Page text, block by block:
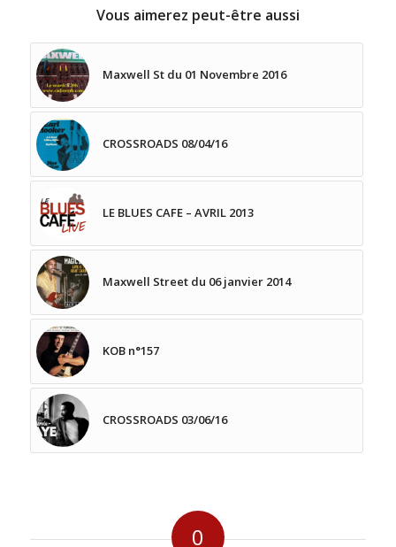
Vous aimerez peut-être aussi
Maxwell St du 01 Novembre 2016
CROSSROADS 08/04/16
LE BLUES CAFE – AVRIL 2013
Maxwell Street du 06 janvier 2014
KOB n°157
CROSSROADS 03/06/16
0